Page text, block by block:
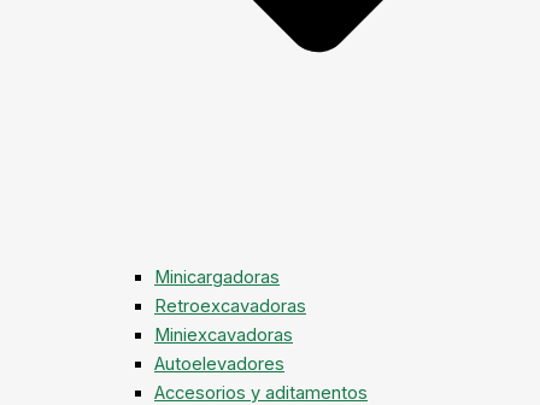
Minicargadoras
Retroexcavadoras
Miniexcavadoras
Autoelevadores
Accesorios y aditamentos